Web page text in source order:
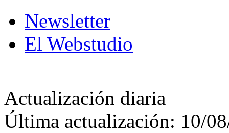
Newsletter
El Webstudio
Actualización diaria
Última actualización: 10/